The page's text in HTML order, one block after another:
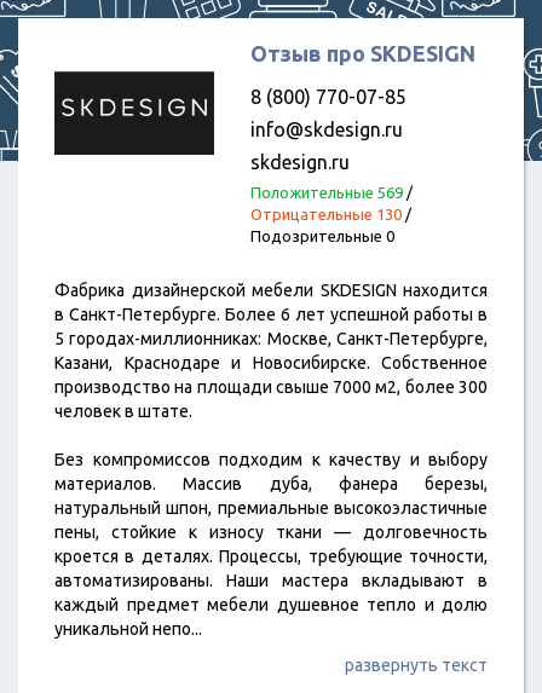
Отзыв про SKDESIGN
8 (800) 770-07-85
info@skdesign.ru
skdesign.ru
Положительные 569/
Отрицательные 130/
Подозрительные 0
Фабрика дизайнерской мебели SKDESIGN находится
в Санкт-Петербурге. Более 6 лет успешной работы в
5 городах-миллионниках: Москве, Санкт-Петербурге,
Казани, Краснодаре и Новосибирске. Собственное
производство на площади свыше 7000 м2, более 300
человек в штате.
Без компромиссов подходим к качеству и выбору
материалов. Массив дуба, фанера березы,
натуральный шпон, премиальные высокоэластичные
пены, стойкие к износу ткани — долговечность
кроется в деталях. Процессы, требующие точности,
автоматизированы. Наши мастера вкладывают в
каждый предмет мебели душевное тепло и долю
уникальной непо...
развернуть текст